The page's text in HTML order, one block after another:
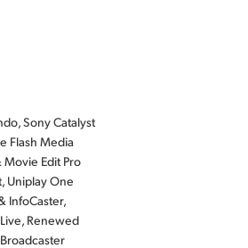
Sony Catalyst
Flash Media
Movie Edit Pro
Uniplay One
InfoCaster,
Renewed